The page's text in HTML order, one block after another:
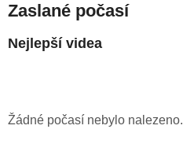
Zaslané počasí
Nejlepší videa
Žádné počasí nebylo nalezeno.